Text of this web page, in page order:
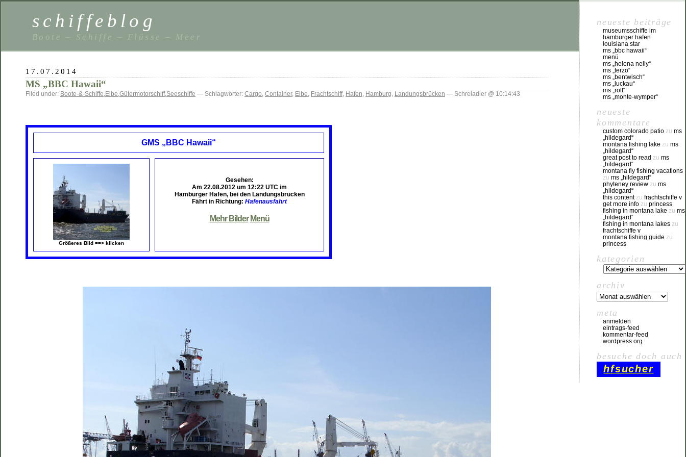
schiffeblog
Boote – Schiffe – Flüsse – Meer
17.07.2014
MS „BBC Hawaii“
Filed under: Boote-&-Schiffe,Elbe,Gütermotorschiff,Seeschiffe — Schlagwörter: Cargo, Container, Elbe, Frachtschiff, Hafen, Hamburg, Landungsbrücken — Schreiadler @ 10:14:43
GMS „BBC Hawaii“
Größeres Bild ==> klicken
Gesehen:
Am 22.08.2012 um 12:22 UTC im
Hamburger Hafen, bei den Landungsbrücken
Fährt in Richtung: Hafenausfahrt
Mehr Bilder Menü
neueste beiträge
museumsschiffe im
hamburger hafen
louisiana star
ms „bbc hawaii“
menü
ms „helena nelly“
ms „terzo“
ms „bentwisch“
ms „luckau“
ms „rolf“
ms „monte-wymper“
neueste
kommentare
custom colorado patio zu ms
„hildegard“
montana fishing lake zu ms
„hildegard“
great post to read zu ms
„hildegard“
montana fly fishing vacations
zu ms „hildegard“
phyteney review zu ms
„hildegard“
this contentzu frachtschiffe v
get more info zu princess
fishing in montana lake zu ms
„hildegard“
fishing in montana lakes zu
frachtschiffe v
montana fishing guide zu
princess
kategorien
archiv
meta
anmelden
eintrags-feed
kommentar-feed
wordpress.org
besuche doch auch
hfsucher